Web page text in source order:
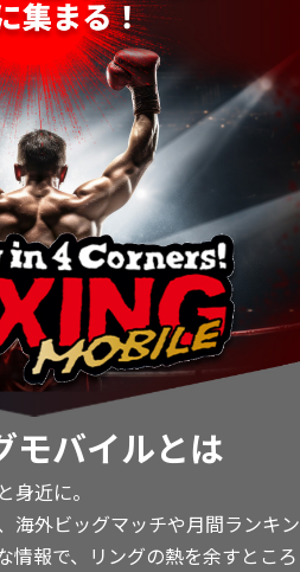
モバイルとは
身近に。
海外ビッグマッチや月間ランキン
情報で、リングの熱を余すところ